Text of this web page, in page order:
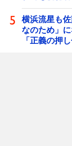
横浜流星も
なのため」
「正義の押